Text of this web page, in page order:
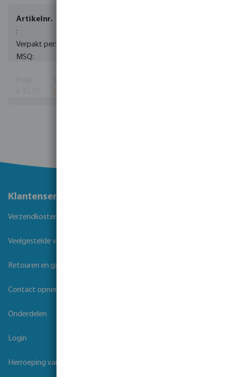
Klantenservice
Verzendkosten
Veelgestelde vragen
Retouren en garantie
Contact opnemen
Onderdelen
Login
Herroeping van overeenkomst